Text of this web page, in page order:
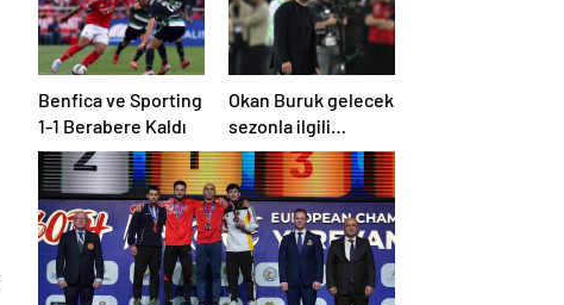
Benfica ve Sporting
1-1 Berabere Kaldı
Okan Buruk gelecek
sezonla ilgili
ipucunu verdi: Bu
sene 3, seneye de 4